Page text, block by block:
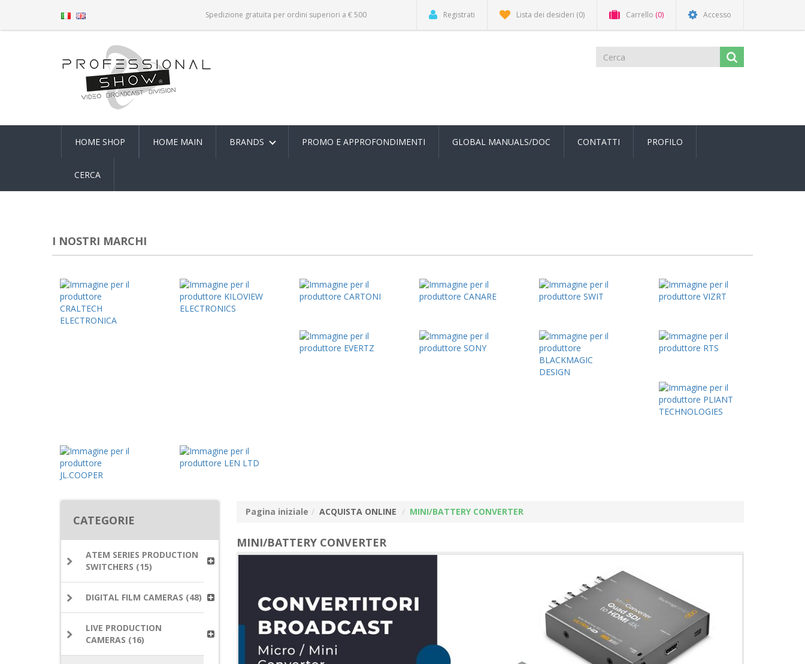
Spedizione gratuita per ordini superiori a € 500 Registrati Lista dei desideri (0) Carrello (0) Accesso
HOME SHOP HOME MAIN BRANDS PROMO E APPROFONDIMENTI GLOBAL MANUALS/DOC CONTATTI PROFILO
CERCA
I NOSTRI MARCHI
CATEGORIE
ATEM SERIES PRODUCTION
SWITCHERS (15)
DIGITAL FILM CAMERAS (48)
LIVE PRODUCTION
CAMERAS (16)
Pagina iniziale ACQUISTA ONLINE MINI/BATTERY CONVERTER
MINI/BATTERY CONVERTER